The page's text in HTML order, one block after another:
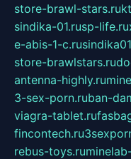
store-brawl-stars.ru
sindika-01.rusp-life.ru
e-abis-1-c.ru
store-brawlstars.ru
antenna-highly.ru
3-sex-porn.ruban-
viagra-tablet.ru
fincontech.ru
rebus-toys.ru